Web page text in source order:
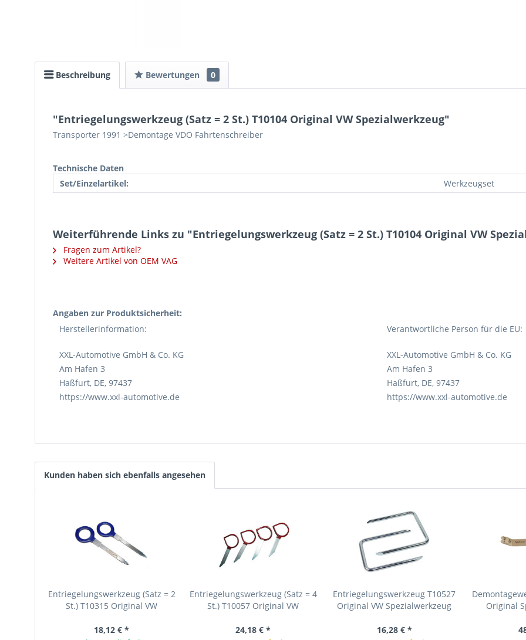
Beschreibung Bewertungen 0
"Entriegelungswerkzeug (Satz = 2 St.) T10104 Original VW Spezialwerkzeug"
Transporter 1991 >Demontage VDO Fahrtenschreiber
Technische Daten
Set/Einzelartikel:
Werkzeugset
Weiterführende Links zu "Entriegelungswerkzeug (Satz = 2 St.) T10104 Original VW
Fragen zum Artikel?
Weitere Artikel von OEM VAG
Angaben zur Produktsicherheit:
Herstellerinformation:
XXL-Automotive GmbH & Co. KG
Am Hafen 3
Haßfurt, DE, 97437
https://www.xxl-automotive.de
Verantwortliche Person für die EU:
XXL-Automotive GmbH & Co. KG
Am Hafen 3
Haßfurt, DE, 97437
https://www.xxl-automotive.de
Kunden haben sich ebenfalls angesehen
Entriegelungswerkzeug (Satz = 2
St.) T10315 Original VW
18,12 € *
Entriegelungswerkzeug (Satz = 4
St.) T10057 Original VW
24,18 € *
Entriegelungswerkzeug T10527
Original VW Spezialwerkzeug
16,28 € *
Original